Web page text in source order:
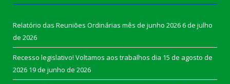
Relatório das Reuniões Ordinárias mês de junho 20266 de julho
de 2026
Recesso legislativo! Voltamos aos trabalhos dia 15 de agosto de
2026 19 de junho de 2026